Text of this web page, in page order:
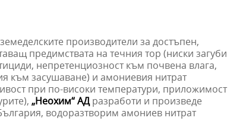
производители за достъпен,
предимствата на течния тор (ниски загуби
непретенциозност към почвена влага,
към засушаване) и амониевия нитрат
при по-високи температури, приложимост
„Неохим“ АДразработи и произведе
водоразтворим амониев нитрат